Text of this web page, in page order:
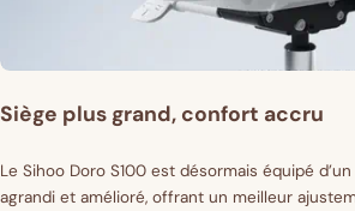
Siège plus grand, confort accru
Le Sihoo Doro S100 est désormais équipé
agrandi et amélioré, offrant un meilleur